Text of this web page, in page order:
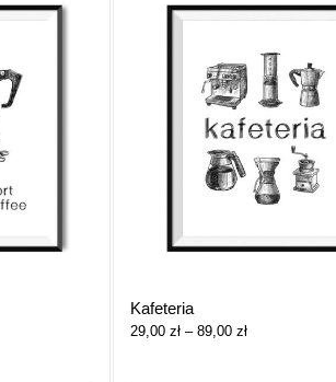
Kafeteria
29,00 zł – 89,00 złZakres